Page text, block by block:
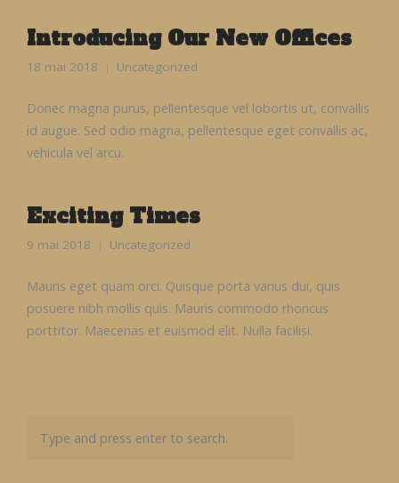
Introducing Our New Offices
18 mai 2018 Uncategorized
Donec magna purus, pellentesque vel lobortis ut, convallis
id augue. Sed odio magna, pellentesque eget convallis ac,
vehicula vel arcu.
Exciting Times
9 mai 2018 Uncategorized
Mauris eget quam orci. Quisque porta varius dui, quis
posuere nibh mollis quis. Mauris commodo rhoncus
porttitor. Maecenas et euismod elit. Nulla facilisi.